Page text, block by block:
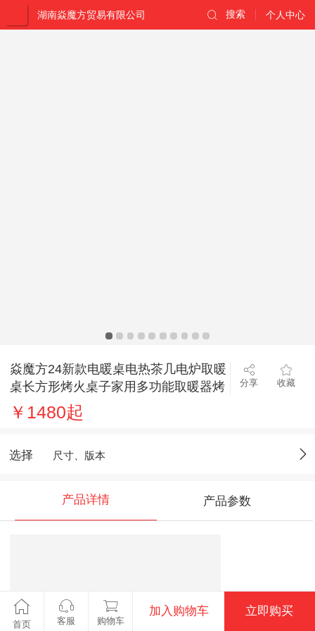
湖南焱魔方贸易有限公司 个人中心
搜索
焱魔方24新款电暖桌电热茶几电炉取暖
桌长方形烤火桌子家用多功能取暖器烤
火炉电暖炉升降烤火茶几电烤桌 S10
1.6米无烹饪+2.0语音+上下发热+脚踏
分享 收藏
￥1480起
选择 尺寸、版本
产品详情 产品参数
首页 客服 购物车
加入购物车 立即购买